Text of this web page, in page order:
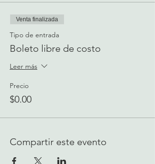
Venta finalizada
Tipo de entrada
Boleto libre de costo
Leer más
Precio
$0.00
Compartir este evento